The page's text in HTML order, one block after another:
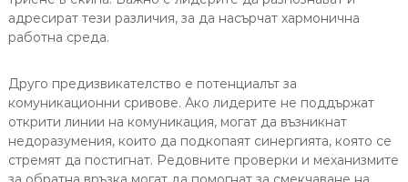
адресират тези различия, за да насърчат хармонична
работна среда.
Друго предизвикателство е потенциалът за
комуникационни сривове. Ако лидерите не поддържат
открити линии на комуникация, могат да възникнат
недоразумения, които да подкопаят синергията, която се
стремят да постигнат. Редовните проверки и механизмите